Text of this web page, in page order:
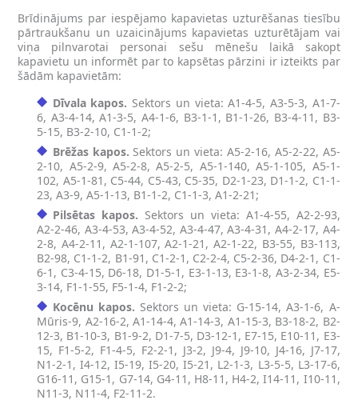
Brīdinājums par iespējamo kapavietas uzturēšanas tiesību
pārtraukšanu un uzaicinājums kapavietas uzturētājam vai
viņa pilnvarotai personai sešu mēnešu laikā sakopt
kapavietu un informēt par to kapsētas pārzini ir izteikts par
šādām kapavietām:
Dīvala kapos. Sektors un vieta: A1-4-5, A3-5-3, A1-7-
6, A3-4-14, A1-3-5, A4-1-6, B3-1-1, B1-1-26, B3-4-11, B3-
5-15, B3-2-10, C1-1-2;
Brēžas kapos. Sektors un vieta: A5-2-16, A5-2-22, A5-
2-10, A5-2-9, A5-2-8, A5-2-5, A5-1-140, A5-1-105, A5-1-
102, A5-1-81, C5-44, C5-43, C5-35, D2-1-23, D1-1-2, C1-1-
23, A3-9, A5-1-13, B1-1-2, C1-1-3, A1-2-21;
Pilsētas kapos. Sektors un vieta: A1-4-55, A2-2-93,
A2-2-46, A3-4-53, A3-4-52, A3-4-47, A3-4-31, A4-2-17, A4-
2-8, A4-2-11, A2-1-107, A2-1-21, A2-1-22, B3-55, B3-113,
B2-98, C1-1-2, B1-91, C1-2-1, C2-2-4, C5-2-36, D4-2-1, C1-
6-1, C3-4-15, D6-18, D1-5-1, E3-1-13, E3-1-8, A3-2-34, E5-
3-14, F1-1-55, F5-1-4, F1-2-2;
Kocēnu kapos. Sektors un vieta: G-15-14, A3-1-6, A-
Mūris-9, A2-16-2, A1-14-4, A1-14-3, A1-15-3, B3-18-2, B2-
12-3, B1-10-3, B1-9-2, D1-7-5, D3-12-1, E7-15, E10-11, E3-
15, F1-5-2, F1-4-5, F2-2-1, J3-2, J9-4, J9-10, J4-16, J7-17,
N1-2-1, I4-12, I5-19, I5-20, I5-21, L2-1-3, L3-5-5, L3-17-6,
G16-11, G15-1, G7-14, G4-11, H8-11, H4-2, I14-11, I10-11,
N11-3, N11-4, F2-11-2.